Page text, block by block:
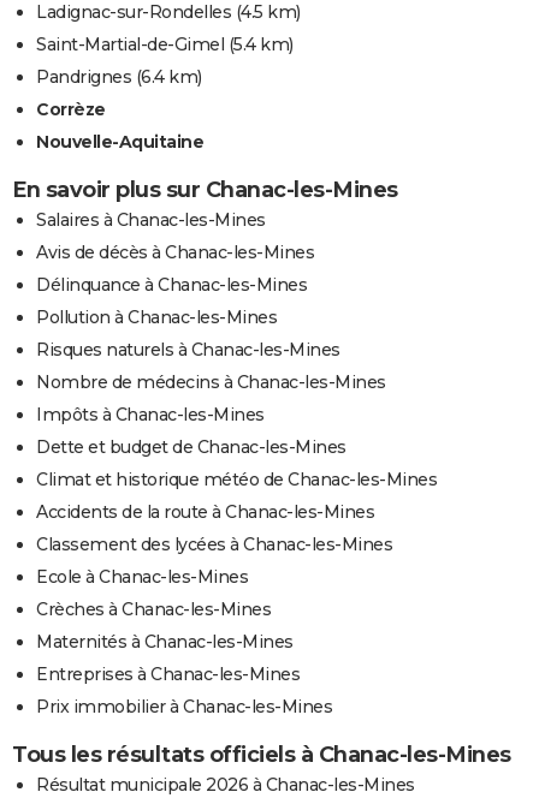
Ladignac-sur-Rondelles (4.5 km)
Saint-Martial-de-Gimel (5.4 km)
Pandrignes (6.4 km)
Corrèze
Nouvelle-Aquitaine
En savoir plus sur Chanac-les-Mines
Salaires à Chanac-les-Mines
Avis de décès à Chanac-les-Mines
Délinquance à Chanac-les-Mines
Pollution à Chanac-les-Mines
Risques naturels à Chanac-les-Mines
Nombre de médecins à Chanac-les-Mines
Impôts à Chanac-les-Mines
Dette et budget de Chanac-les-Mines
Climat et historique météo de Chanac-les-Mines
Accidents de la route à Chanac-les-Mines
Classement des lycées à Chanac-les-Mines
Ecole à Chanac-les-Mines
Crèches à Chanac-les-Mines
Maternités à Chanac-les-Mines
Entreprises à Chanac-les-Mines
Prix immobilier à Chanac-les-Mines
Tous les résultats officiels à Chanac-les-Mines
Résultat municipale 2026 à Chanac-les-Mines